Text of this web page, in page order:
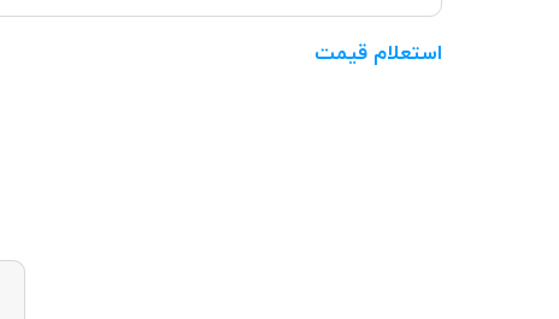
استعلام قیمت